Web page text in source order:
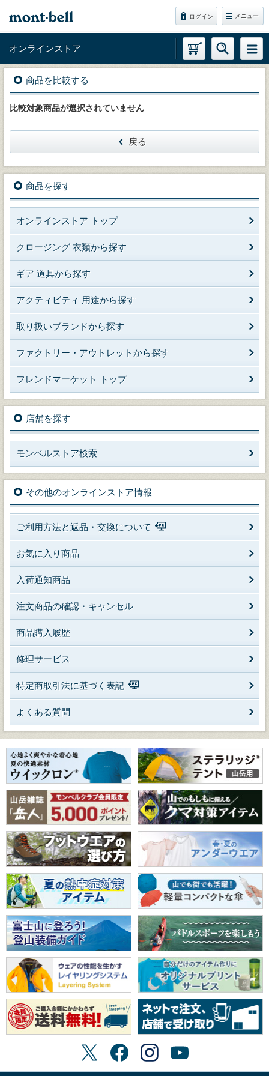
ログイン メニュー
オンラインストア
商品を比較する
比較対象商品が選択されていません
戻る
商品を探す
オンラインストア トップ
クロージング 衣類から探す
ギア 道具から探す
アクティビティ 用途から探す
取り扱いブランドから探す
ファクトリー・アウトレットから探す
フレンドマーケット トップ
店舗を探す
モンベルストア検索
その他のオンラインストア情報
ご利用方法と返品・交換について
お気に入り商品
入荷通知商品
注文商品の確認・キャンセル
商品購入履歴
修理サービス
特定商取引法に基づく表記
よくある質問